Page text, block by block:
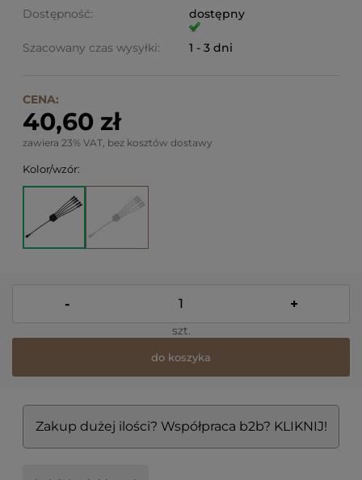
Dostępność:
dostępny
Szacowany czas wysyłki: 1 - 3 dni
CENA:
40,60 zł
zawiera 23% VAT, bez kosztów dostawy
Kolor/wzór:
- +
szt.
do koszyka
Zakup dużej ilości? Współpraca b2b? KLIKNIJ!